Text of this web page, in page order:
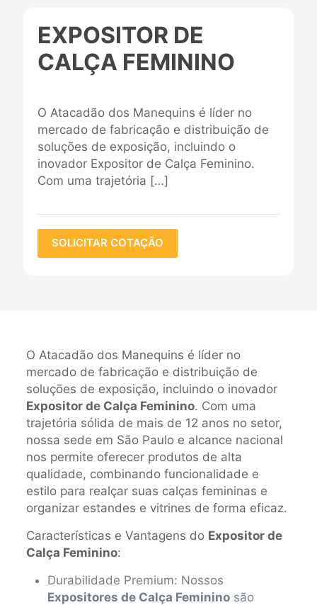
EXPOSITOR DE
CALÇA FEMININO
O Atacadão dos Manequins é líder no
mercado de fabricação e distribuição de
soluções de exposição, incluindo o
inovador Expositor de Calça Feminino.
Com uma trajetória […]
SOLICITAR COTAÇÃO
O Atacadão dos Manequins é líder no
mercado de fabricação e distribuição de
soluções de exposição, incluindo o inovador
Expositor de Calça Feminino. Com uma
trajetória sólida de mais de 12 anos no setor,
nossa sede em São Paulo e alcance nacional
nos permite oferecer produtos de alta
qualidade, combinando funcionalidade e
estilo para realçar suas calças femininas e
organizar estandes e vitrines de forma eficaz.
Características e Vantagens do Expositor de
Calça Feminino:
Durabilidade Premium: Nossos
Expositores de Calça Femininosão